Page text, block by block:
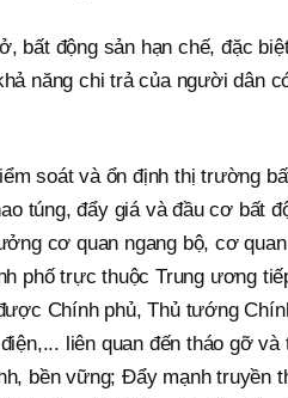
bất động sản hạn chế, đặc
năng chi trả của người dân
soát và ổn định thị trường
túng, đẩy giá và đầu cơ bất
cơ quan ngang bộ, cơ
phố trực thuộc Trung ương
Chính phủ, Thủ tướng
liên quan đến tháo gỡ
bền vững; Đẩy mạnh truyền